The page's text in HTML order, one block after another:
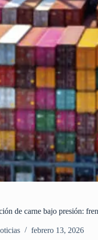
de carne bajo presión:
febrero 13, 2026